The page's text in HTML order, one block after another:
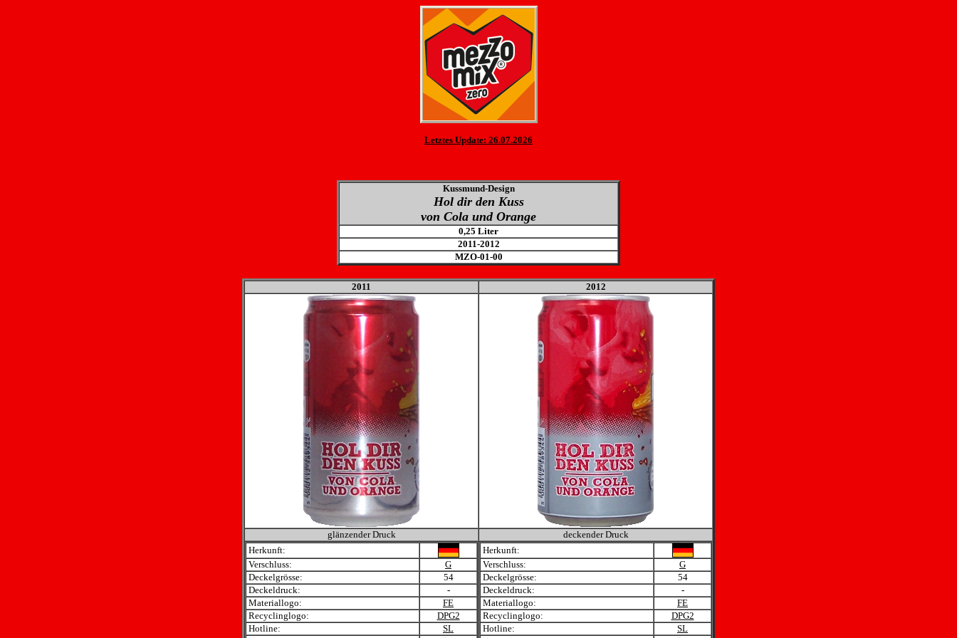
Letztes Update: 26.07.2026
Kussmund-Design
Hol dir den Kuss
von Cola und Orange
0,25 Liter
2011-2012
MZO-01-00
2011 2012
glänzender Druck
deckender Druck
Herkunft:
Verschluss:
G
Deckelgrösse:
54
Deckeldruck:
-
Materiallogo:
FE
Recyclinglogo:
DPG2
Hotline:
SL
Herkunft:
Verschluss:
G
Deckelgrösse:
54
Deckeldruck:
-
Materiallogo:
FE
Recyclinglogo:
DPG2
Hotline:
SL